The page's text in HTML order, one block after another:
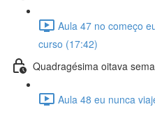
Aula 47 no começo
curso (17:42)
Quadragésima oitava
Aula 48 eu nunca